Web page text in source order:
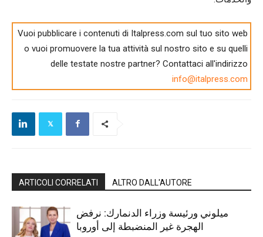
Vuoi pubblicare i contenuti di Italpress.com sul tuo sito web
o vuoi promuovere la tua attività sul nostro sito e su quelli
delle testate nostre partner? Contattaci all'indirizzo
info@italpress.com
ARTICOLI CORRELATI ALTRO DALL'AUTORE
ميلوني ورئيسة وزراء الدنمارك: نرفض
الهجرة غير المنضبطة إلى أوروبا